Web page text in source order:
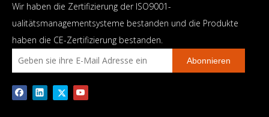
zwei Ausgängen
Wir haben die Zertifizierung der ISO9001-
ualitätsmanagementsysteme bestanden und die Produkte
haben die CE-Zertifizierung bestanden.
Abonnieren